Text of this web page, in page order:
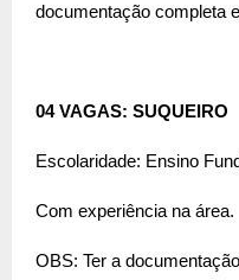
documentação completa
04 VAGAS: SUQUEIRO
Escolaridade: Ensino
Com experiência na área.
OBS: Ter a